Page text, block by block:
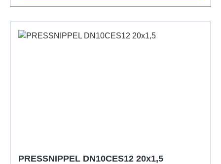
PRESSNIPPEL DN10CES12 20x1,5